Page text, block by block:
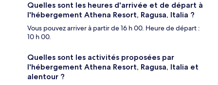
Quelles sont les heures d'arrivée et de départ à
l'hébergement Athena Resort, Ragusa, Italia ?
Vous pouvez arriver à partir de 16 h 00. Heure de départ :
10 h 00.
Quelles sont les activités proposées par
l'hébergement Athena Resort, Ragusa, Italia et
alentour ?